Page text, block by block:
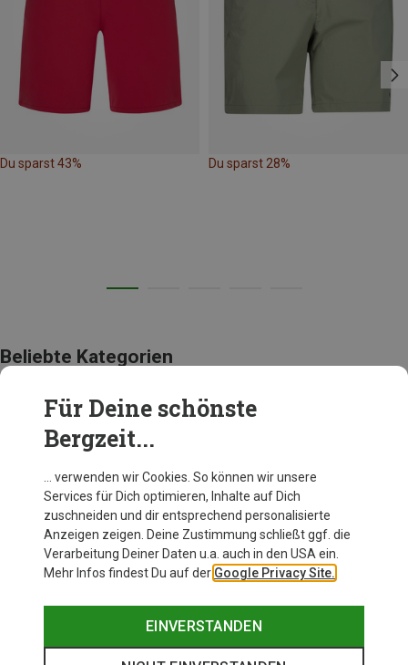
Du sparst 43% Du sparst 28%
Beliebte Kategorien
BEKLEIDUNG
Für Deine schönste
Bergzeit...
… verwenden wir Cookies. So können wir unsere
Services für Dich optimieren, Inhalte auf Dich
zuschneiden und dir entsprechend personalisierte
Anzeigen zeigen. Deine Zustimmung schließt ggf. die
Verarbeitung Deiner Daten u.a. auch in den USA ein.
Mehr Infos findest Du auf der Google Privacy Site.
EINVERSTANDEN